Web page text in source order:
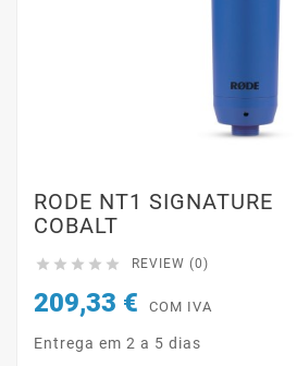
RODE NT1 SIGNATURE
COBALT
     REVIEW (0)
209,33 € COM IVA
Entrega em 2 a 5 dias